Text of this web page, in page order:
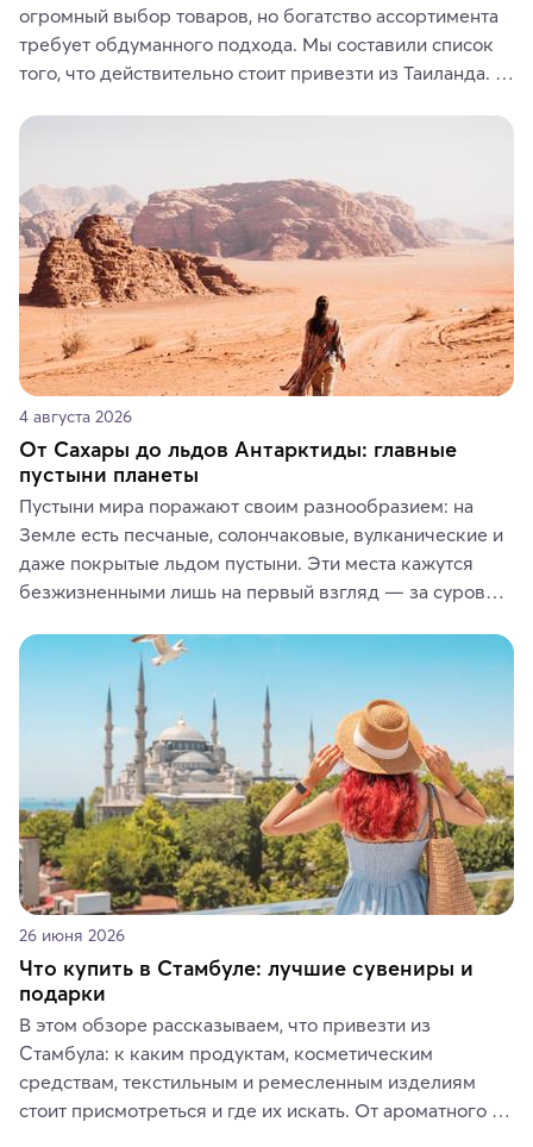
огромный выбор товаров, но богатство ассортимента
требует обдуманного подхода. Мы составили список
того, что действительно стоит привезти из Таиланда.
средства, одежду, украшения, предметы интерьера
где их купить.
4 августа 2026
От Сахары до льдов Антарктиды: главные
пустыни планеты
Пустыни мира поражают своим разнообразием: на
Земле есть песчаные, солончаковые, вулканические и
даже покрытые льдом пустыни. Эти места кажутся
безжизненными лишь на первый взгляд — за суровой
животные и маршруты, которые дарят одни из самых
ярких впечатлений от путешествий.
26 июня 2026
Что купить в Стамбуле: лучшие сувениры и
подарки
В этом обзоре рассказываем, что привезти из
Стамбула: к каким продуктам, косметическим
средствам, текстильным и ремесленным изделиям
стоит присмотреться и где их искать. От ароматного